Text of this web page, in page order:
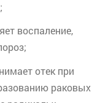
воспаление,
отек при
раковых